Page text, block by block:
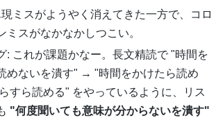
ミスがようやく消えてきた一方で、コロ
ミスがなかなかしつこい。
: これが課題かなー。長文精読で "時間を
めないを潰す" → "時間をかけたら読め
すら読める" をやっているように、リス
"何度聞いても意味が分からないを潰す"